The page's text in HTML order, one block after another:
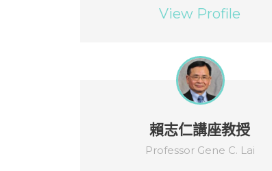
View Profile
賴志仁講座教授
Professor Gene C. Lai